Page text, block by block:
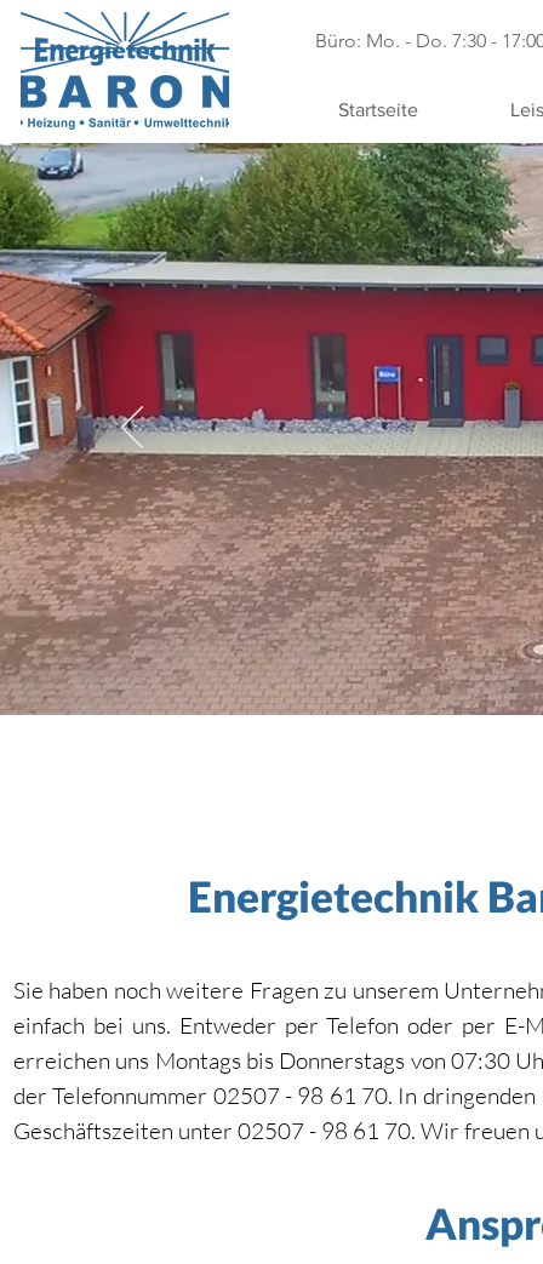
Büro: Mo. - Do. 7:30 -
Startseite
Energietechnik
Sie haben noch weitere Fragen zu unserem
einfach bei uns. Entweder per Telefon oder per E-
erreichen uns Montags bis Donnerstags von 07:30
der Telefonnummer 02507 - 98 61 70. In
Geschäftszeiten unter 02507 - 98 61 70. Wir freuen